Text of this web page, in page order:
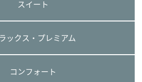
スイート
ックス・プレミアム
コンフォート